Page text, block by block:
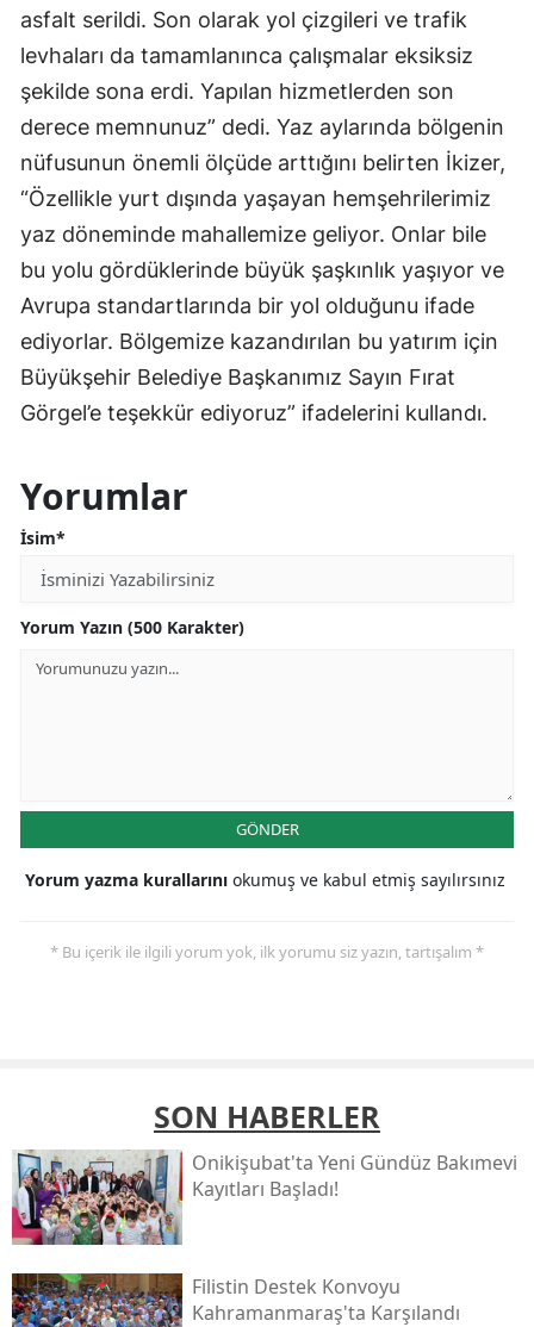
asfalt serildi. Son olarak yol çizgileri ve trafik
levhaları da tamamlanınca çalışmalar eksiksiz
şekilde sona erdi. Yapılan hizmetlerden son
derece memnunuz” dedi. Yaz aylarında bölgenin
nüfusunun önemli ölçüde arttığını belirten İkizer,
“Özellikle yurt dışında yaşayan hemşehrilerimiz
yaz döneminde mahallemize geliyor. Onlar bile
bu yolu gördüklerinde büyük şaşkınlık yaşıyor ve
Avrupa standartlarında bir yol olduğunu ifade
ediyorlar. Bölgemize kazandırılan bu yatırım için
Büyükşehir Belediye Başkanımız Sayın Fırat
Görgel’e teşekkür ediyoruz” ifadelerini kullandı.
Yorumlar
İsim*
Yorum Yazın (500 Karakter)
GÖNDER
Yorum yazma kurallarını okumuş ve kabul etmiş sayılırsınız
* Bu içerik ile ilgili yorum yok, ilk yorumu siz yazın, tartışalım *
SON HABERLER
Onikişubat'ta Yeni Gündüz Bakımevi
Kayıtları Başladı!
Filistin Destek Konvoyu
Kahramanmaraş'ta Karşılandı